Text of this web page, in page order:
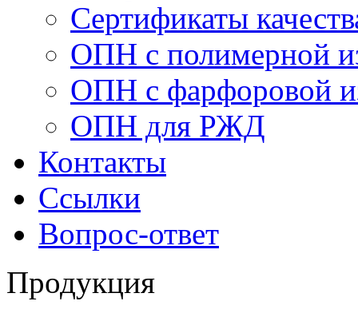
Сертификаты
ОПН с полимерной
ОПН с фарфоровой
ОПН для РЖД
Контакты
Ссылки
Вопрос-ответ
Продукция